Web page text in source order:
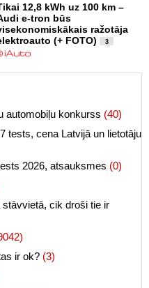
12,8 kWh uz 100 km –
e-tron būs
ražotāja
(+ FOTO)
3
automobiļu konkurss (40)
tests, cena Latvijā un lietotāju
2026, atsauksmes (0)
cik droši tie ir
ir ok? (3)